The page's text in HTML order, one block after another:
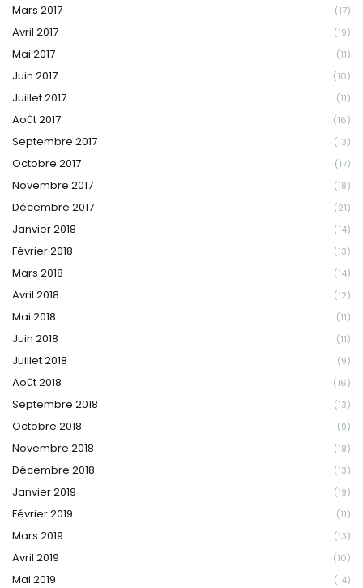
Mars 2017 (17)
Avril 2017 (19)
Mai 2017 (11)
Juin 2017 (10)
Juillet 2017 (11)
Août 2017 (16)
Septembre 2017 (13)
Octobre 2017 (17)
Novembre 2017 (18)
Décembre 2017 (21)
Janvier 2018 (14)
Février 2018 (13)
Mars 2018 (14)
Avril 2018 (12)
Mai 2018 (11)
Juin 2018 (11)
Juillet 2018 (9)
Août 2018 (16)
Septembre 2018 (13)
Octobre 2018 (9)
Novembre 2018 (18)
Décembre 2018 (13)
Janvier 2019 (19)
Février 2019 (11)
Mars 2019 (13)
Avril 2019 (10)
Mai 2019 (14)